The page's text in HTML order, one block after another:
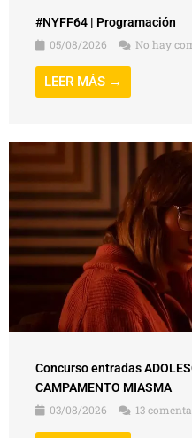
#NYFF64 | Programación
05/08/2026
No hay
LEER MÁS →
Concurso entradas
CAMPAMENTO MIASMA
03/08/2026
13